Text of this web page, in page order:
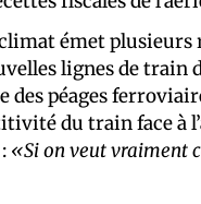
émet
lignes de train
des péages
du train face à
«Si on veut vraiment